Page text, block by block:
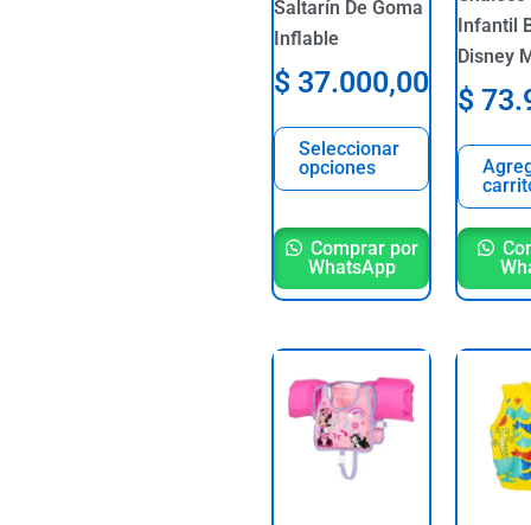
Saltarín De Goma
Inflable
$ 37.000,00
Seleccionar
opciones
be
on
product
page
Comprar por
WhatsApp
Infantil
Disney
$